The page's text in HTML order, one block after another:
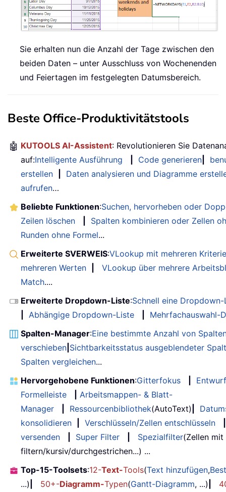
Sie erhalten nun die Anzahl der Tage zwischen den
beiden Daten – unter Ausschluss von Wochenenden
und Feiertagen im festgelegten Datumsbereich.
Beste Office-Produktivitätstools
🤖 KUTOOLS AI-Assistent: Revolutionieren Sie
auf:Intelligente Ausführung Code generieren
erstellen
Daten analysieren und Diagramme
aufrufen…
Beliebte Funktionen:Suchen, hervorheben oder
Zeilen löschen
Spalten kombinieren oder Zellen
Runden ohne Formel...
Erweiterte SVERWEIS:VLookup mit mehreren
mehreren Werten
VLookup über mehrere
Match....
Erweiterte Dropdown-Liste:Schnell eine
Abhängige Dropdown-Liste
Mehrfachauswahl-
Spalten-Manager:Eine bestimmte Anzahl von
verschieben Sichtbarkeitsstatus ausgeblendeter
Spalten vergleichen...
Hervorgehobene Funktionen:Gitterfokus
Entwurf
Formelleiste
Arbeitsmappen- & Blatt-
Manager
Ressourcenbibliothek(AutoText)
konsolidieren
Verschlüsseln/Zellen entschlüsseln
versenden
Super Filter Spezialfilter(Zellen
filtern/kursiv/durchgestrichen...) ...
Top-15-Toolsets:12-Text-Tools(Text hinzufügen,
...)
50+-Diagramm-Typen(Gantt-Diagramm, ...)